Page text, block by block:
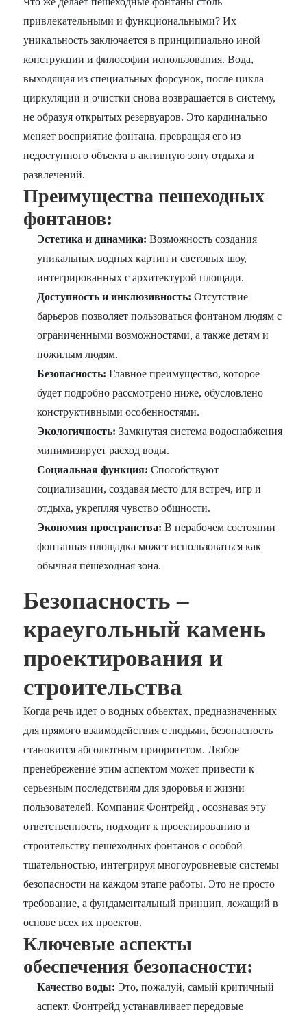
привлекательными и функциональными? Их
уникальность заключается в принципиально иной
конструкции и философии использования. Вода,
выходящая из специальных форсунок, после цикла
циркуляции и очистки снова возвращается в систему,
не образуя открытых резервуаров. Это кардинально
меняет восприятие фонтана, превращая его из
недоступного объекта в активную зону отдыха и
развлечений.
Преимущества пешеходных
фонтанов:
Эстетика и динамика: Возможность создания
уникальных водных картин и световых шоу,
интегрированных с архитектурой площади.
Доступность и инклюзивность: Отсутствие
барьеров позволяет пользоваться фонтаном людям с
ограниченными возможностями, а также детям и
пожилым людям.
Безопасность: Главное преимущество, которое
будет подробно рассмотрено ниже, обусловлено
конструктивными особенностями.
Экологичность: Замкнутая система водоснабжения
минимизирует расход воды.
Социальная функция: Способствуют
социализации, создавая место для встреч, игр и
отдыха, укрепляя чувство общности.
Экономия пространства: В нерабочем состоянии
фонтанная площадка может использоваться как
обычная пешеходная зона.
Безопасность –
краеугольный камень
проектирования и
строительства
Когда речь идет о водных объектах, предназначенных
для прямого взаимодействия с людьми, безопасность
становится абсолютным приоритетом. Любое
пренебрежение этим аспектом может привести к
серьезным последствиям для здоровья и жизни
пользователей. Компания Фонтрейд , осознавая эту
ответственность, подходит к проектированию и
строительству пешеходных фонтанов с особой
тщательностью, интегрируя многоуровневые системы
безопасности на каждом этапе работы. Это не просто
требование, а фундаментальный принцип, лежащий в
основе всех их проектов.
Ключевые аспекты
обеспечения безопасности:
Качество воды: Это, пожалуй, самый критичный
аспект. Фонтрейд устанавливает передовые